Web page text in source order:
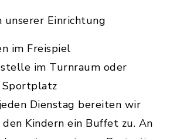
unserer Einrichtung
im Freispiel
im Turnraum oder
Sportplatz
Dienstag bereiten wir
Kindern ein Buffet zu. An